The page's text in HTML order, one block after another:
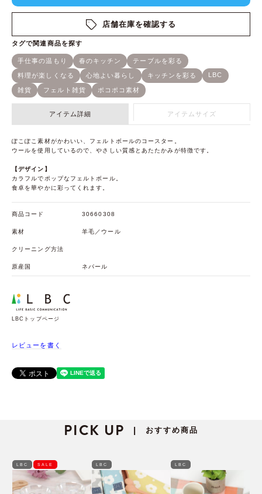
店舗在庫を確認する
アイテム詳細 アイテムサイズ
ぽこぽこ素材がかわいい、フェルトボールのコースター。
ウールを使用しているので、やさしい質感とあたたかみが特徴です。
【デザイン】
カラフルでポップなフェルトボール。
食卓を華やかに彩ってくれます。
商品コード 30660308
素材 羊毛／ウール
クリーニング方法
原産国 ネパール
LBCトップページ
レビューを書く
PICK UP | おすすめ商品
LBC SALE LBC LBC